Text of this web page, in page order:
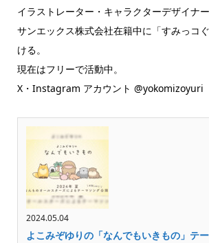
イラストレーター・キャラクターデザイナー
サンエックス株式会社在籍中に「すみっコ
ける。
現在はフリーで活動中。
X・Instagram アカウント @yokomizoyuri
2024.05.04
よこみぞゆりの「なんでもいきもの」テ